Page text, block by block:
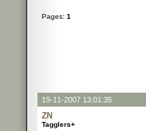
Pages: 1
19-11-2007 13:01:35
ZN
Tagglers+